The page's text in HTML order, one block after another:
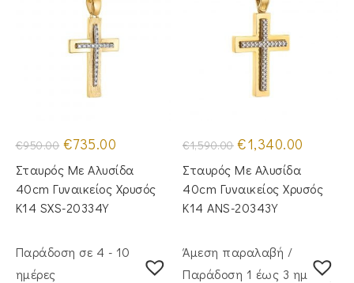
€950.00 Original
price
was:
€950.00.
€735.00
τιμή
είναι:
€735.00.
Σταυρός Mε Aλυσίδα
40cm Γυναικείος Χρυσός
Κ14 SXS-20334Y
€1,590.00 Original
price
was:
€1,590.00.
€1,340.00
Σταυρός Με Αλυσίδα
40cm Γυναικείος Χρυσός
Κ14 ANS-20343Y
Παράδοση σε 4 - 10
ημέρες
Άμεση παραλαβή /
Παράδoση 1 έως 3 ημέρες